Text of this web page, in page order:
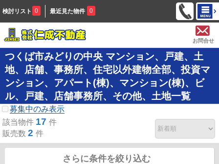
検討リスト 0 最近見た物件 0
お問合せ
つくば市みどりの中央 マンション、戸建、土
地、店舗、事務所、住宅以外建物全部、投資マ
ンション、アパート(棟)、マンション(棟)、ビ
ル、戸建、店舗事務所、その他、土地一覧
募集中のみ表示
該当物件 17 件
販売数 2 件
さらに条件を絞り込む